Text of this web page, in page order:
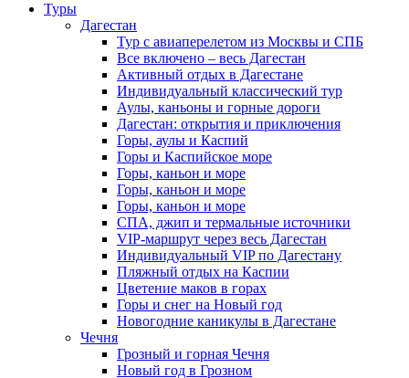
Туры
Дагестан
Тур с авиаперелетом из Москвы и СПБ
Все включено – весь Дагестан
Активный отдых в Дагестане
Индивидуальный классический тур
Аулы, каньоны и горные дороги
Дагестан: открытия и приключения
Горы, аулы и Каспий
Горы и Каспийское море
Горы, каньон и море
Горы, каньон и море
Горы, каньон и море
СПА, джип и термальные источники
VIP-маршрут через весь Дагестан
Индивидуальный VIP по Дагестану
Пляжный отдых на Каспии
Цветение маков в горах
Горы и снег на Новый год
Новогодние каникулы в Дагестане
Чечня
Грозный и горная Чечня
Новый год в Грозном